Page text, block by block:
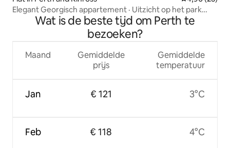
Elegant Georgisch appartement · Uitzicht op het park
Wat is de beste tijd om Perth te
bezoeken?
Maand
Jan
Feb
Gemiddelde
prijs
€ 121
€ 118
Gemiddelde
temperatuur
3°C
4°C